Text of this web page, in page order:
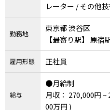
レーター / その他
勤務地
東京都 渋谷区
【最寄
雇用形態 正社員
給与
●月給制
月収： 270,000円 ~
00万円 )